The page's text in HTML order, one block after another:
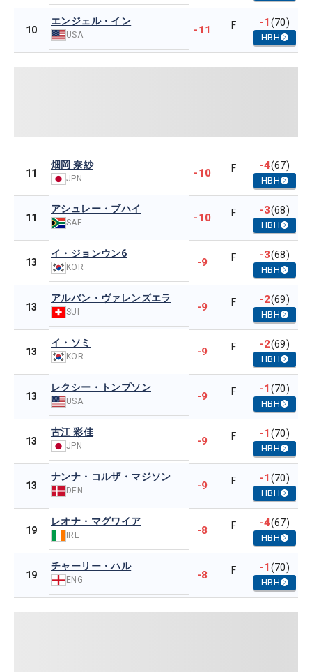
10
エンジェル・イン
USA -11 F -1(70)
HBH
11
畑岡 奈紗
JPN -10 F -4(67)
HBH
11
アシュレー・ブハイ
SAF -10 F -3(68)
HBH
13
イ・ジョンウン6
KOR -9 F -3(68)
HBH
13
アルバン・ヴァレンズエラ
SUI -9 F -2(69)
HBH
13
イ・ソミ
KOR -9 F -2(69)
HBH
13
レクシー・トンプソン
USA -9 F -1(70)
HBH
13
古江 彩佳
JPN -9 F -1(70)
HBH
13
ナンナ・コルザ・マジソン
DEN -9 F -1(70)
HBH
19
レオナ・マグワイア
IRL -8 F -4(67)
HBH
19
チャーリー・ハル
ENG -8 F -1(70)
HBH